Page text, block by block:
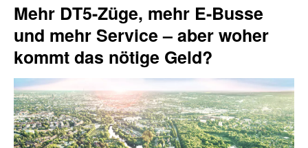
Mehr DT5-Züge, mehr E-Busse
und mehr Service – aber woher
kommt das nötige Geld?